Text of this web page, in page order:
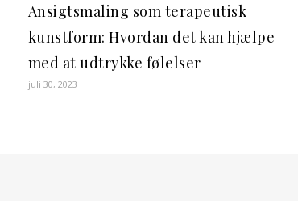
Ansigtsmaling som terapeutisk
kunstform: Hvordan det kan hjælpe
med at udtrykke følelser
juli 30, 2023